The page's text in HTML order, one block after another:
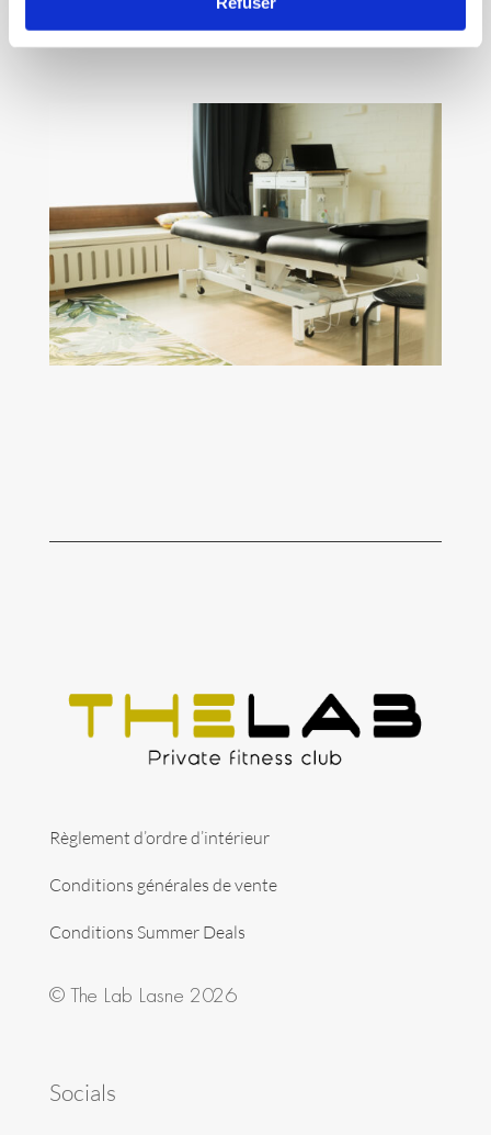
Règlement d’ordre d’intérieur
Conditions générales de vente
Conditions Summer Deals
© The Lab Lasne 2026
Socials